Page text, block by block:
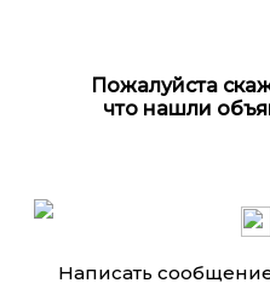
Пожалуйста
что нашли
Написать